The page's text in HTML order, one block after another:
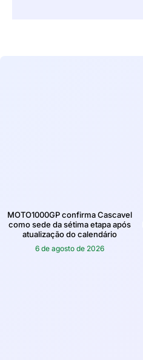
MOTO1000GP confirma Cascavel
como sede da sétima etapa após
atualização do calendário
6 de agosto de 2026